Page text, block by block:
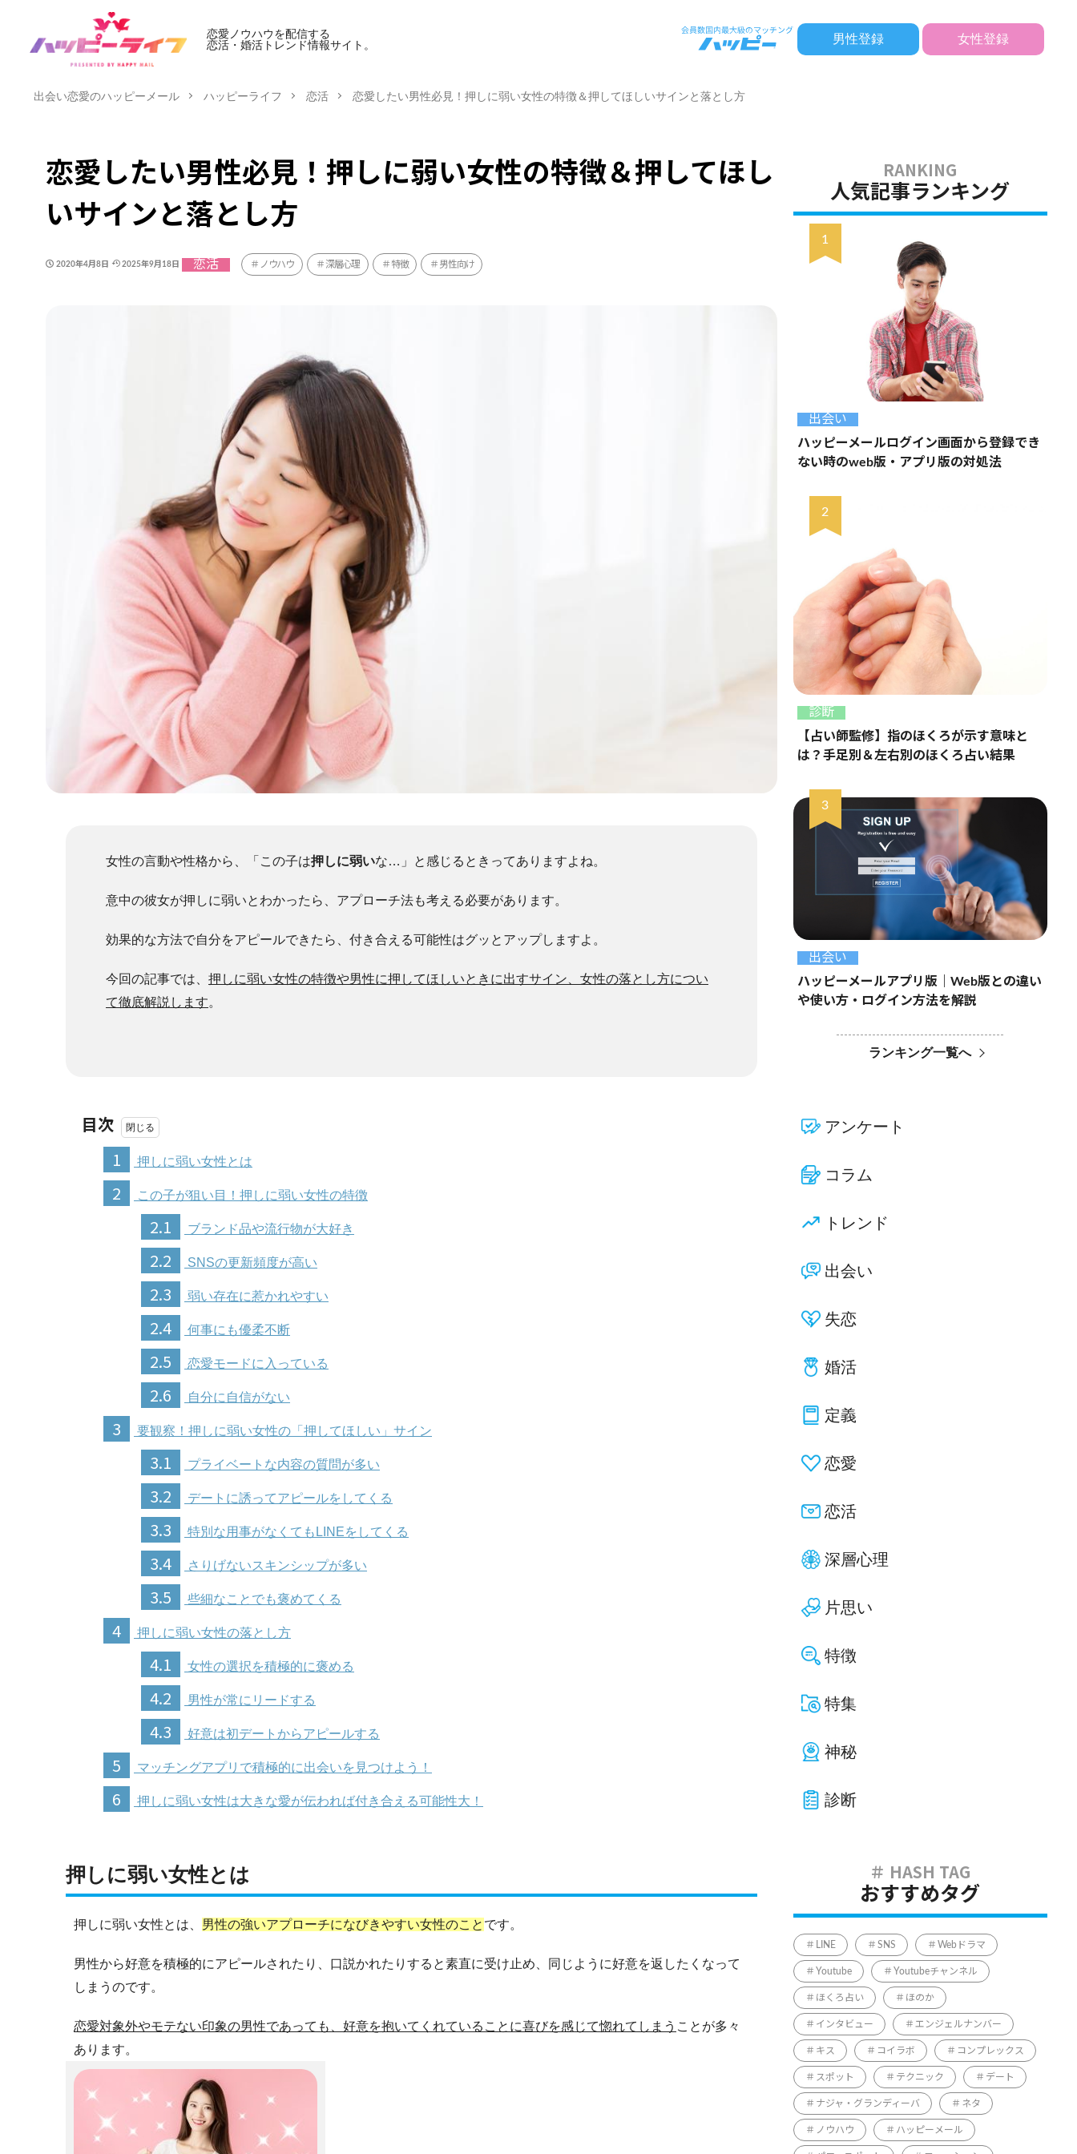
恋愛ノウハウを配信する
恋活・婚活トレンド情報サイト。
男性登録 女性登録
出会い恋愛のハッピーメール ハッピーライフ 恋活 恋愛したい男性必見！押しに弱い女性の特徴＆押してほしいサインと落とし方
恋愛したい男性必見！押しに弱い女性の特徴＆押してほし
いサインと落とし方
2020年4月8日 2025年9月18日 恋活 ノウハウ 深層心理 特徴 男性向け
女性の言動や性格から、「この子は押しに弱いな…」と感じるときってありますよね。
意中の彼女が押しに弱いとわかったら、アプローチ法も考える必要があります。
効果的な方法で自分をアピールできたら、付き合える可能性はグッとアップしますよ。
今回の記事では、 押しに弱い女性の特徴や男性に押してほしいときに出すサイン、女性の落とし方につい
て徹底解説します。
目次
1
押しに弱い女性とは
2 この子が狙い目！押しに弱い女性の特徴
2.1 ブランド品や流行物が大好き
2.2 SNSの更新頻度が高い
2.3 弱い存在に惹かれやすい
2.4 何事にも優柔不断
2.5 恋愛モードに入っている
2.6 自分に自信がない
3 要観察！押しに弱い女性の「押してほしい」サイン
3.1 プライベートな内容の質問が多い
3.2 デートに誘ってアピールをしてくる
3.3 特別な用事がなくてもLINEをしてくる
3.4 さりげないスキンシップが多い
3.5 些細なことでも褒めてくる
4 押しに弱い女性の落とし方
4.1 女性の選択を積極的に褒める
4.2 男性が常にリードする
4.3 好意は初デートからアピールする
5 マッチングアプリで積極的に出会いを見つけよう！
6 押しに弱い女性は大きな愛が伝われば付き合える可能性大！
押しに弱い女性とは
押しに弱い女性とは、 男性の強いアプローチになびきやすい女性のこと です。
男性から好意を積極的にアピールされたり、口説かれたりすると素直に受け止め、同じように好意を返したくなって
しまうのです。
恋愛対象外やモテない印象の男性であっても、好意を抱いてくれていることに喜びを感じて惚れてしまう ことが多々
あります。
人気記事ランキング
出会い
ハッピーメールログイン画面から登録でき
ない時のweb版・アプリ版の対処法
診断
【占い師監修】指のほくろが示す意味と
は？手足別＆左右別のほくろ占い結果
出会い
ハッピーメールアプリ版｜Web版との違い
や使い方・ログイン方法を解説
ランキング一覧へ
アンケート
コラム
トレンド
出会い
失恋
婚活
定義
恋愛
恋活
深層心理
片思い
特徴
特集
神秘
診断
おすすめタグ
LINE SNS Webドラマ
Youtube Youtubeチャンネル
ほくろ占い ほのか
インタビュー エンジェルナンバー
キス コイラボ コンプレックス
スポット テクニック デート
ナジャ・グランディーバ ネタ
ノウハウ ハッピーメール